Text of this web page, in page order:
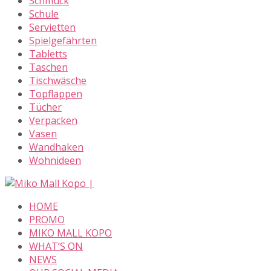
Schule
Servietten
Spielgefährten
Tabletts
Taschen
Tischwäsche
Topflappen
Tücher
Verpacken
Vasen
Wandhaken
Wohnideen
Skip
contentHOME
PROMO
MIKO MALL KOPO
WHAT’S ON
NEWS